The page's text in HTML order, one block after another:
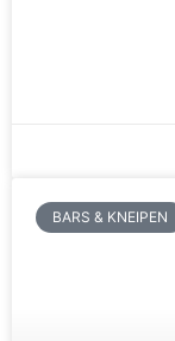
BARS & KNEIPEN